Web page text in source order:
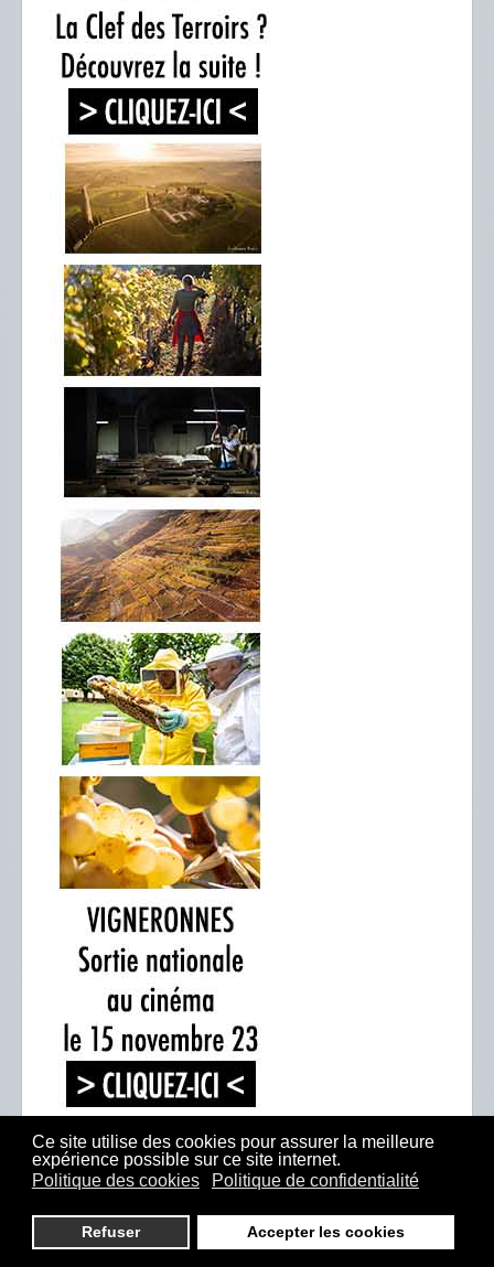
Ce site utilise des cookies pour assurer la meilleure
expérience possible sur ce site internet.
Politique des cookies
Politique de confidentialité
Refuser Accepter les cookies
Vigneronnes dans le 19/20 de France 3 !